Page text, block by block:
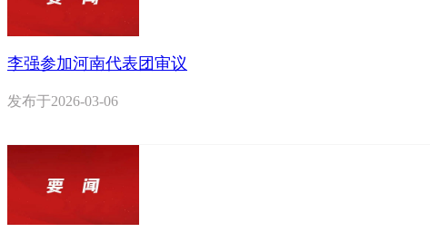
李强参加河南代表团审议
发布于2026-03-06